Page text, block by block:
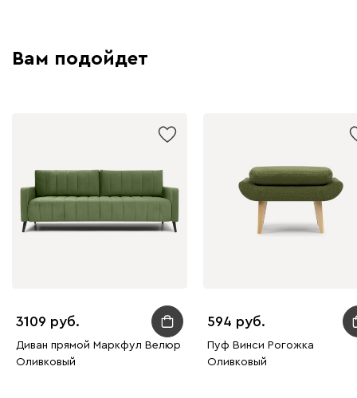
Вам подойдет
3109
Диван прямой Маркфул Велюр
Оливковый
594
Пуф Винси Рогожка
Оливковый